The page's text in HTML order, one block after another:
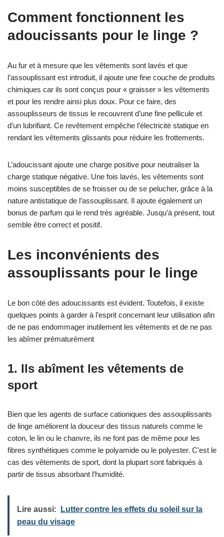
Comment fonctionnent les
adoucissants pour le linge ?
Au fur et à mesure que les vêtements sont lavés et que
l’assouplissant est introduit, il ajoute une fine couche de produits
chimiques car ils sont conçus pour « graisser » les vêtements
et pour les rendre ainsi plus doux. Pour ce faire, des
assouplisseurs de tissus le recouvrent d’une fine pellicule et
d’un lubrifiant. Ce revêtement empêche l’électricité statique en
rendant les vêtements glissants pour réduire les frottements.
L’adoucissant ajoute une charge positive pour neutraliser la
charge statique négative. Une fois lavés, les vêtements sont
moins susceptibles de se froisser ou de se pelucher, grâce à la
nature antistatique de l’assouplissant. Il ajoute également un
bonus de parfum qui le rend très agréable. Jusqu’à présent, tout
semble être correct et positif.
Les inconvénients des
assouplissants pour le linge
Le bon côté des adoucissants est évident. Toutefois, il existe
quelques points à garder à l’esprit concernant leur utilisation afin
de ne pas endommager inutilement les vêtements et de ne pas
les abîmer prématurément
1. Ils abîment les vêtements de
sport
Bien que les agents de surface cationiques des assouplissants
de linge améliorent la douceur des tissus naturels comme le
coton, le lin ou le chanvre, ils ne font pas de même pour les
fibres synthétiques comme le polyamide ou le polyester. C’est le
cas des vêtements de sport, dont la plupart sont fabriqués à
partir de tissus absorbant l’humidité.
Lire aussi:
Lutter contre les effets du soleil sur la
peau du visage